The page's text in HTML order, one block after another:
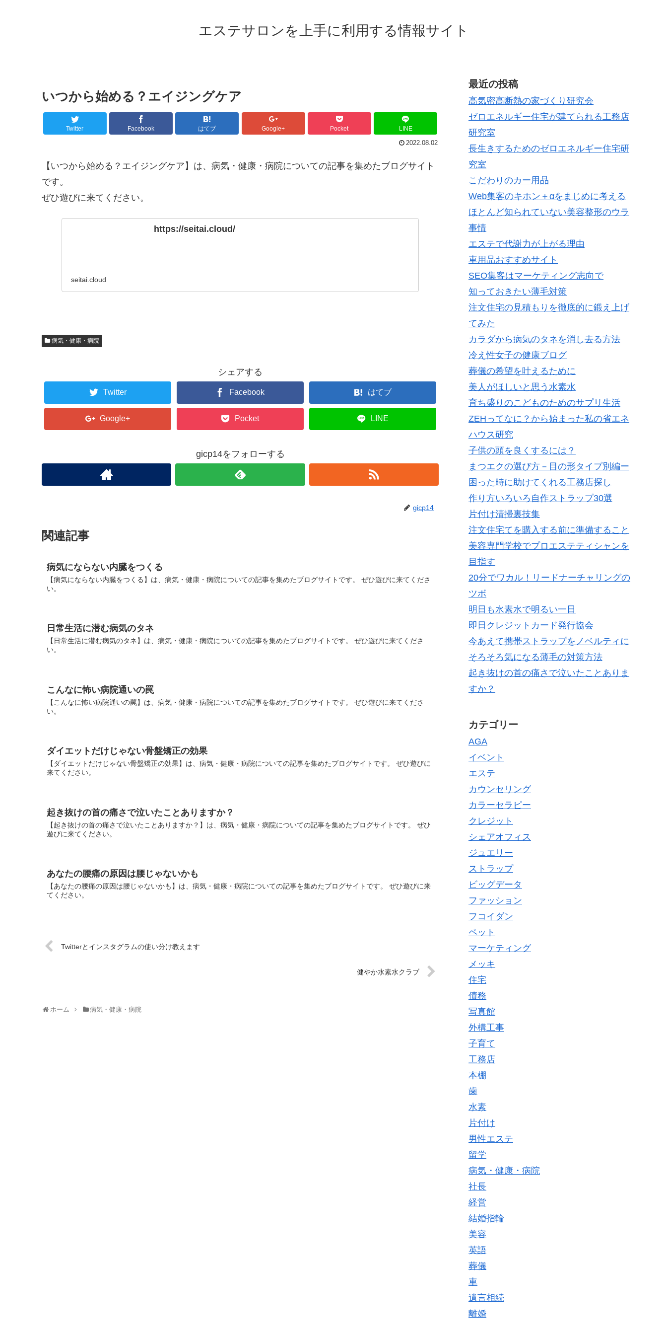
エステサロンを上手に利用する情報サイト
いつから始める？エイジングケア
Twitter Facebook はてブ Google+ Pocket LINE
2022.08.02
【いつから始める？エイジングケア】は、病気・健康・病院についての記事を集めたブログサイト
です。
ぜひ遊びに来てください。
https://seitai.cloud/
seitai.cloud
病気・健康・病院
シェアする
Twitter Facebook はてブ
Google+ Pocket LINE
gicp14をフォローする
gicp14
関連記事
病気にならない内臓をつくる
【病気にならない内臓をつくる】は、病気・健康・病院についての記事を集めたブログサイトです。 ぜひ遊びに来てくださ
い。
日常生活に潜む病気のタネ
【日常生活に潜む病気のタネ】は、病気・健康・病院についての記事を集めたブログサイトです。 ぜひ遊びに来てくださ
い。
こんなに怖い病院通いの罠
【こんなに怖い病院通いの罠】は、病気・健康・病院についての記事を集めたブログサイトです。 ぜひ遊びに来てくださ
い。
ダイエットだけじゃない骨盤矯正の効果
【ダイエットだけじゃない骨盤矯正の効果】は、病気・健康・病院についての記事を集めたブログサイトです。 ぜひ遊びに
来てください。
起き抜けの首の痛さで泣いたことありますか？
【起き抜けの首の痛さで泣いたことありますか？】は、病気・健康・病院についての記事を集めたブログサイトです。 ぜひ
遊びに来てください。
あなたの腰痛の原因は腰じゃないかも
【あなたの腰痛の原因は腰じゃないかも】は、病気・健康・病院についての記事を集めたブログサイトです。 ぜひ遊びに来
てください。
Twitterとインスタグラムの使い分け教えます
健やか水素水クラブ
ホーム 病気・健康・病院
最近の投稿
高気密高断熱の家づくり研究会
ゼロエネルギー住宅が建てられる工務店
研究室
長生きするためのゼロエネルギー住宅研
究室
こだわりのカー用品
Web集客のキホン＋αをまじめに考える
ほとんど知られていない美容整形のウラ
事情
エステで代謝力が上がる理由
車用品おすすめサイト
SEO集客はマーケティング志向で
知っておきたい薄毛対策
注文住宅の見積もりを徹底的に鍛え上げ
てみた
カラダから病気のタネを消し去る方法
冷え性女子の健康ブログ
葬儀の希望を叶えるために
美人がほしいと思う水素水
育ち盛りのこどものためのサプリ生活
ZEHってなに？から始まった私の省エネ
ハウス研究
子供の頭を良くするには？
まつエクの選び方－目の形タイプ別編ー
困った時に助けてくれる工務店探し
作り方いろいろ自作ストラップ30選
片付け清掃裏技集
注文住宅てを購入する前に準備すること
美容専門学校でプロエステティシャンを
目指す
20分でワカル！リードナーチャリングの
ツボ
明日も水素水で明るい一日
即日クレジットカード発行協会
今あえて携帯ストラップをノベルティに
そろそろ気になる薄毛の対策方法
起き抜けの首の痛さで泣いたことありま
すか？
カテゴリー
AGA
イベント
エステ
カウンセリング
カラーセラピー
クレジット
シェアオフィス
ジュエリー
ストラップ
ビッグデータ
ファッション
フコイダン
ペット
マーケティング
メッキ
住宅
債務
写真館
外構工事
子育て
工務店
本棚
歯
水素
片付け
男性エステ
留学
病気・健康・病院
社長
経営
結婚指輪
美容
英語
葬儀
車
遺言相続
離婚